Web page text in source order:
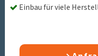
Einbau für viele